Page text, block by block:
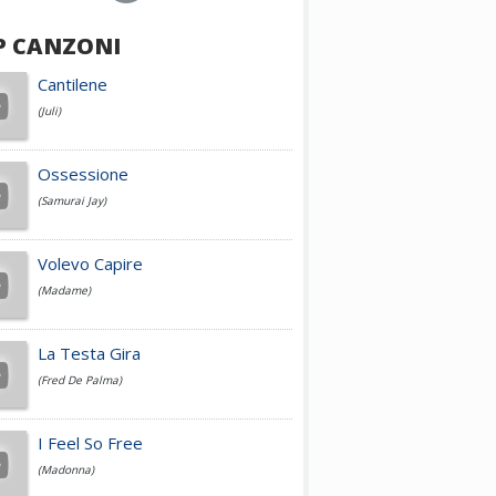
Achille Lauro
Cesare Cremonini
Jovanotti
Fedez
Simone Cristicchi
CANZONI
Cantilene
(Juli)
Ossessione
(Samurai Jay)
Volevo Capire
(Madame)
La Testa Gira
(Fred De Palma)
I Feel So Free
(Madonna)